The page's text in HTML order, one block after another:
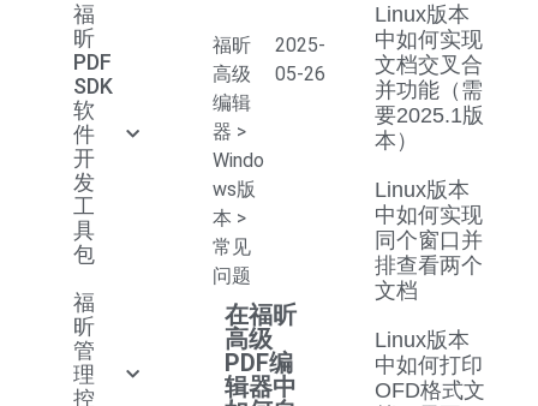
福
昕
PDF
SDK
软
件
开
发
工
具
包
福
昕
管
理
控
福昕
高级
编辑
器 >
Windo
ws版
本 >
常见
问题
2025-
05-26
在福昕
高级
PDF编
辑器中
Linux版本
中如何实现
文档交叉合
并功能（需
要2025.1版
本）
Linux版本
中如何实现
同个窗口并
排查看两个
文档
Linux版本
中如何打印
OFD格式文